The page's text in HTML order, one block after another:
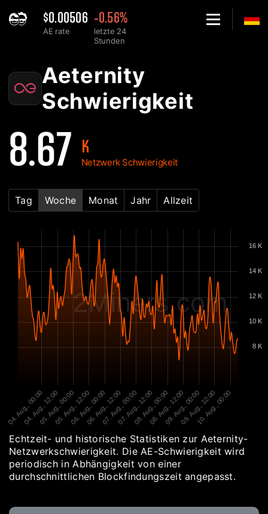
$0.00506
AE rate
-0.56%
letzte 24
Stunden
Aeternity
Schwierigkeit
8.67 K
Netzwerk Schwierigkeit
Tag Woche Monat Jahr Allzeit
2Miners.com
04. Aug., 00:00
04. Aug., 12:00
05. Aug., 00:00
05. Aug., 12:00
06. Aug., 00:00
06. Aug., 12:00
07. Aug., 00:00
07. Aug., 12:00
08. Aug., 00:00
08. Aug., 12:00
09. Aug., 00:00
09. Aug., 12:00
10. Aug., 00:00
8 K
10 K
12 K
14 K
16 K
Echtzeit- und historische Statistiken zur Aeternity-
Netzwerkschwierigkeit. Die AE-Schwierigkeit wird
periodisch in Abhängigkeit von einer
durchschnittlichen Blockfindungszeit angepasst.